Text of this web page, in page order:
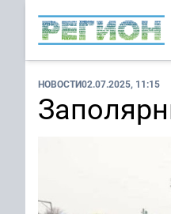
НОВОСТИ02.07.2025, 11:15